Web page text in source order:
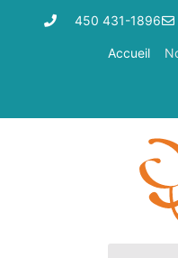
450 431-1896
Accueil